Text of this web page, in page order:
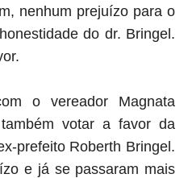
nenhum prejuízo para o
do dr. Bringel.
o vereador Magnata
votar a favor da
prefeito Roberth Bringel.
e já se passaram mais